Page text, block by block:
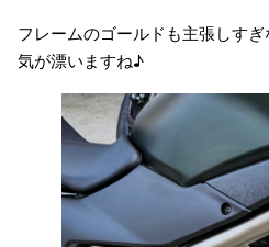
フレームのゴールドも主張しす
気が漂いますね♪